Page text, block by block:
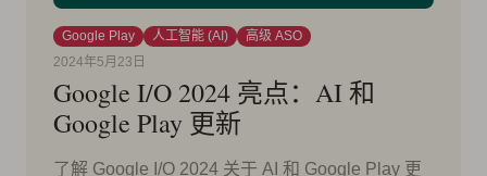
Google Play 人工智能 (AI)
高级 ASO
2024年5月23日
Google I/O 2024 亮点：AI 和
Google Play 更新
了解 Google I/O 2024 关于 AI 和 Google Play 更